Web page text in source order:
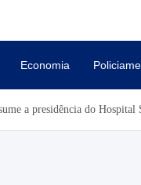
Economia
a presidência do Hospital